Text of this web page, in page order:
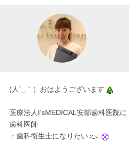
(人´_｀）おはようございます
医療法人I’sMEDICAL安部歯科医院に
歯科医師
・歯科衛生士になりたい